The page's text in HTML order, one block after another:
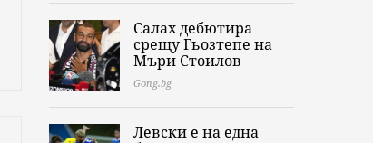
Салах дебютира
срещу Гьозтепе на
Мъри Стоилов
Gong.bg
Левски е на една